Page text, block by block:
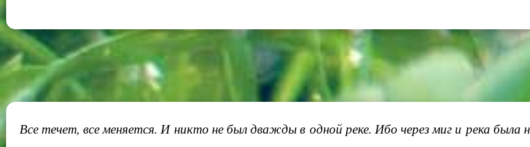
Все течет, все меняется. И никто не был дважды в одной реке. Ибо через миг и река